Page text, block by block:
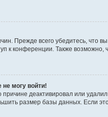
Прежде всего убедитесь, что
к конференции. Также
не могу войти!
деактивировал или
размер базы данных. Если это